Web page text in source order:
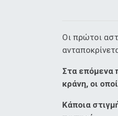
Οι πρώτοι
Στα επόμενα
κράνη, οι
Κάποια